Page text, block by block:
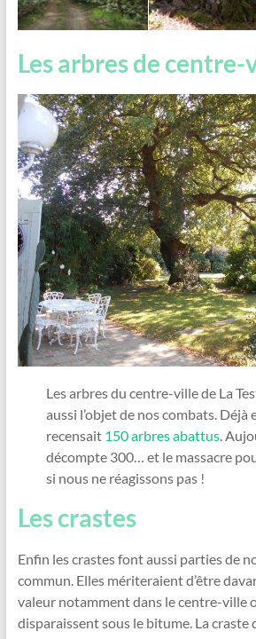
Les arbres de
Les arbres du centre-ville de La
aussi l’objet de nos combats. Déjà
recensait 150 arbres abattus .
décompte 300… et le massacre
si nous ne réagissons pas !
Les crastes
Enfin les crastes font aussi parties de
commun. Elles mériteraient d’être
valeur notamment dans le centre-ville
disparaissent sous le bitume. La craste